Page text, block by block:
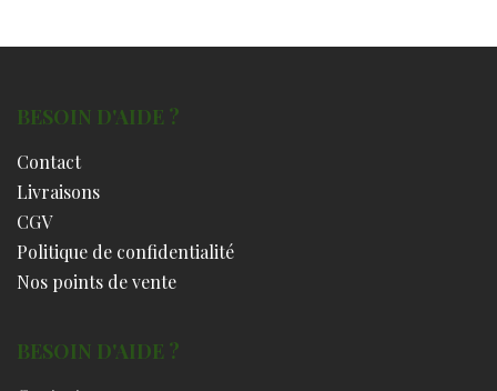
BESOIN D'AIDE ?
Contact
Livraisons
CGV
Politique de confidentialité
Nos points de vente
BESOIN D'AIDE ?